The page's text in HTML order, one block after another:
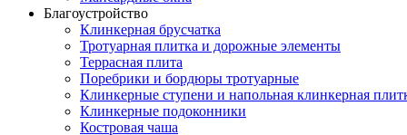
Благоустройство
Клинкерная брусчатка
Тротуарная плитка и дорожные элементы
Террасная плита
Поребрики и бордюры тротуарные
Клинкерные ступени и напольная клинкерная
Клинкерные подоконники
Костровая чаша